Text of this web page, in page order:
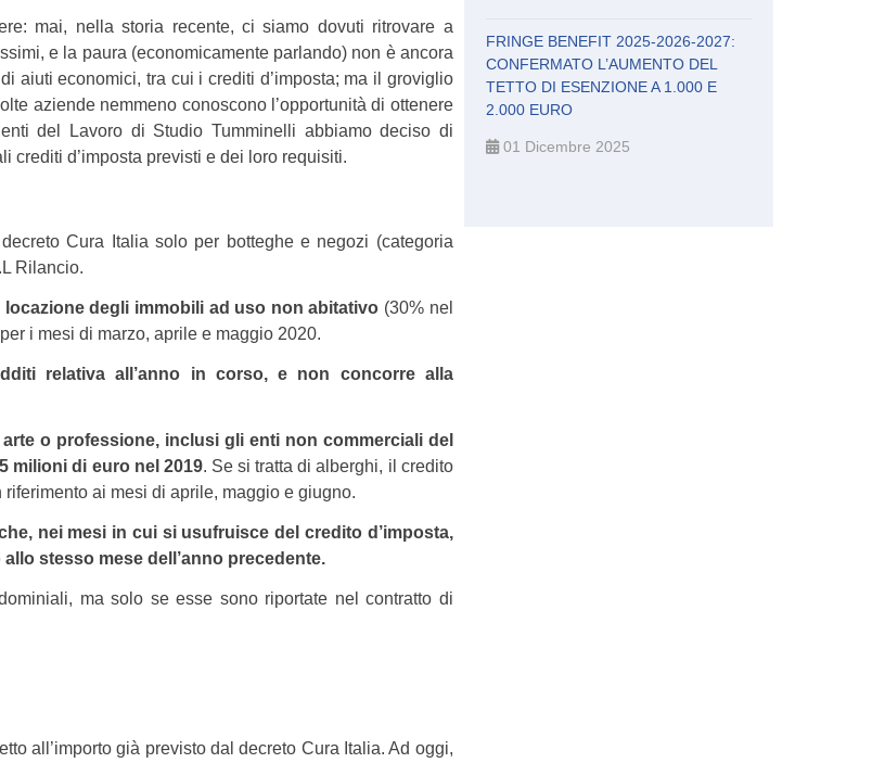
mai, nella storia recente, ci siamo dovuti ritrovare a
e la paura (economicamente parlando) non è ancora
aiuti economici, tra cui i crediti d’imposta; ma il groviglio
aziende nemmeno conoscono l’opportunità di ottenere
del Lavoro di Studio Tumminelli abbiamo deciso di
crediti d’imposta previsti e dei loro requisiti.
Cura Italia solo per botteghe e negozi (categoria
Rilancio.
degli immobili ad uso non abitativo (30% nel
per i mesi di marzo, aprile e maggio 2020.
relativa all’anno in corso, e non concorre alla
o professione, inclusi gli enti non commerciali del
milioni di euro nel 2019. Se si tratta di alberghi, il credito
ai mesi di aprile, maggio e giugno.
nei mesi in cui si usufruisce del credito d’imposta,
stesso mese dell’anno precedente.
ma solo se esse sono riportate nel contratto di
all’importo già previsto dal decreto Cura Italia. Ad oggi,
FRINGE BENEFIT 2025-2026-2027:
CONFERMATO L’AUMENTO DEL
TETTO DI ESENZIONE A 1.000 E
2.000 EURO
01 Dicembre 2025